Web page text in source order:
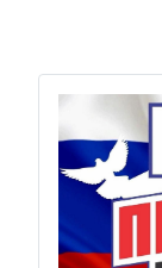
Previous